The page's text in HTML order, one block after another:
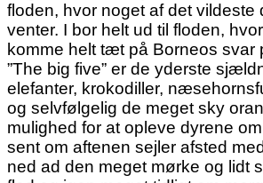
floden, hvor noget af det vildeste
venter. I bor helt ud til floden,
komme helt tæt på Borneos svar
”The big five” er de yderste
elefanter, krokodiller,
og selvfølgelig de meget sky
mulighed for at opleve dyrene
sent om aftenen sejler afsted
ned ad den meget mørke og lidt